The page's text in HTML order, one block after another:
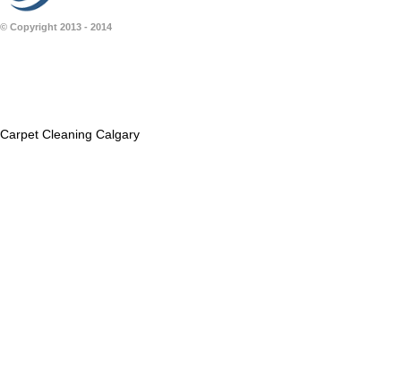
© Copyright 2013 - 2014
Carpet Cleaning Calgary